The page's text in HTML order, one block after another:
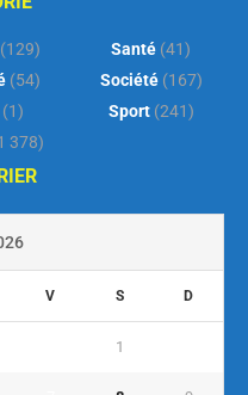
(129)
(54)
(1)
378)
Santé (41)
Société(167)
Sport(241)
V S D
1